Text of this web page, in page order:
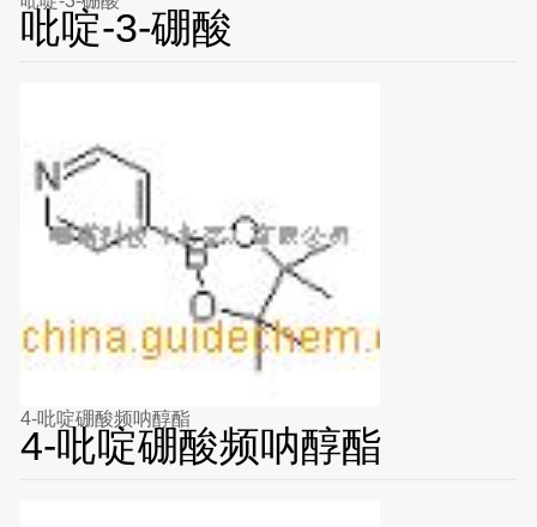
吡啶-3-硼酸
4-吡啶硼酸频呐醇酯
4-吡啶硼酸频呐醇酯